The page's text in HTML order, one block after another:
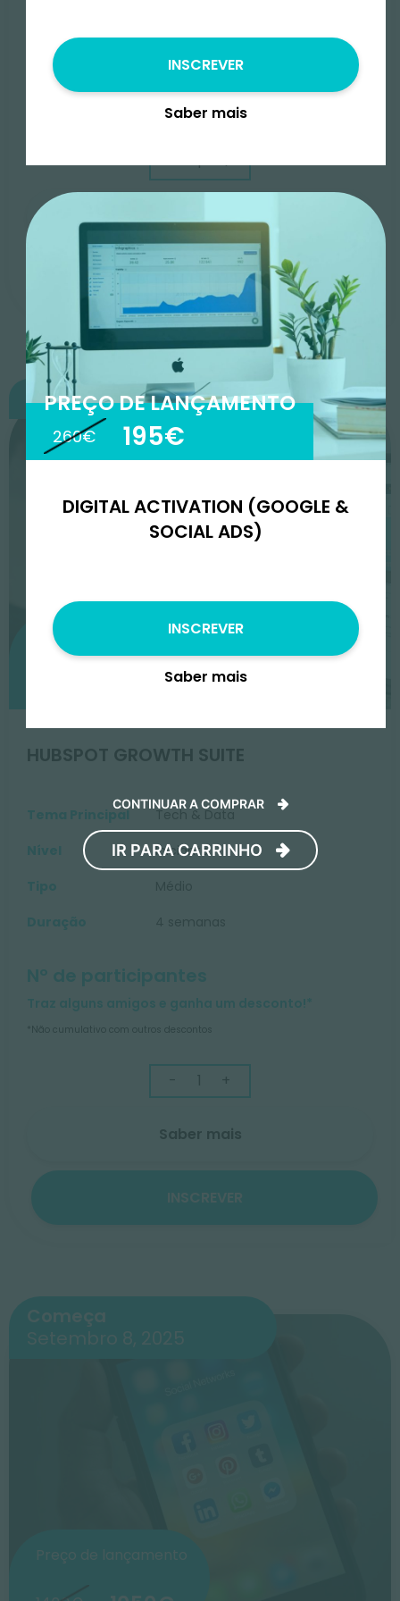
Nº de participantes
Traz alguns amigos e ganha um desconto!*
*Não cumulativo com outros descontos
- +
Saber mais
Começa
Preço de Lançamento
2499€
HUBSPOT GROWTH SUITE
Tema Principal
Tech & Data
Nível
Iniciante
Tipo
Duração
Nº de participantes
Traz alguns amigos e ganha um desconto!*
*Não cumulativo com outros descontos
- +
Saber mais
INSCREVER
Começa
Setembro 8, 2025
Preço de lançamento
INSCREVER
Saber mais
PREÇO DE LANÇAMENTO
260€ 195€
DIGITAL ACTIVATION (GOOGLE &
SOCIAL ADS)
INSCREVER
Saber mais
CONTINUAR A COMPRAR
IR PARA CARRINHO